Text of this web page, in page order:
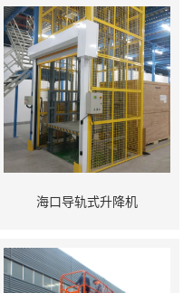
海口导轨式升降机